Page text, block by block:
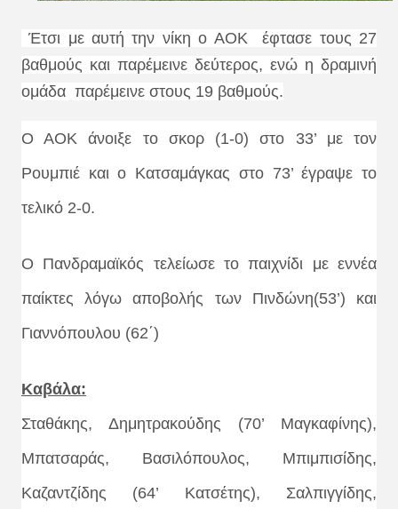
Έτσι με αυτή την νίκη ο ΑΟΚ έφτασε τους 27
βαθμούς και παρέμεινε δεύτερος, ενώ η δραμινή
ομάδα παρέμεινε στους 19 βαθμούς.
Ο ΑΟΚ άνοιξε το σκορ (1-0) στο 33’ με τον
Ρουμπιέ και ο Κατσαμάγκας στο 73’ έγραψε το
τελικό 2-0.
Ο Πανδραμαϊκός τελείωσε το παιχνίδι με εννέα
παίκτες λόγω αποβολής των Πινδώνη(53’) και
Γιαννόπουλου (62΄)
Καβάλα:
Σταθάκης, Δημητρακούδης (70’ Μαγκαφίνης),
Μπατσαράς, Βασιλόπουλος, Μπιμπισίδης,
Καζαντζίδης (64’ Κατσέτης), Σαλπιγγίδης,